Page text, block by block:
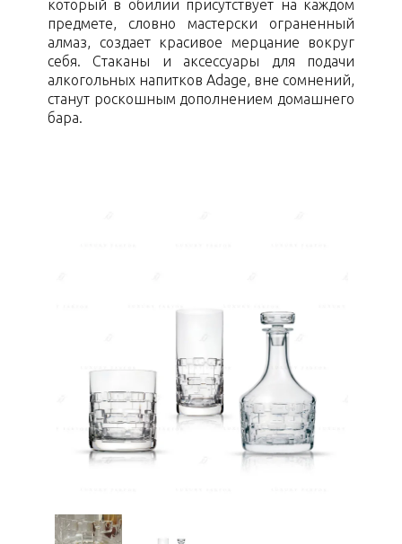
который в обилии присутствует на каждом
предмете, словно мастерски ограненный
алмаз, создает красивое мерцание вокруг
себя. Стаканы и аксессуары для подачи
алкогольных напитков Adage, вне сомнений,
станут роскошным дополнением домашнего
бара.